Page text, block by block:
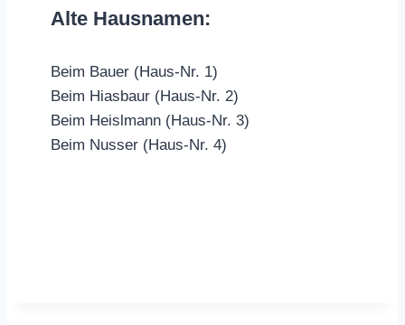
Alte Hausnamen:
Beim Bauer (Haus-Nr. 1)
Beim Hiasbaur (Haus-Nr. 2)
Beim Heislmann (Haus-Nr. 3)
Beim Nusser (Haus-Nr. 4)